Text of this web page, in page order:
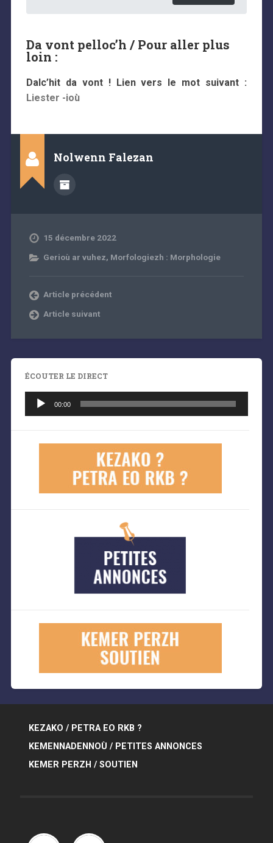
Da vont pelloc’h / Pour aller plus
loin :
Dalc’hit da vont ! Lien vers le mot suivant :
Liester -ioù
Nolwenn Falezan
15 décembre 2022
Gerioù ar vuhez, Morfologiezh : Morphologie
Article précédent
Article suivant
ÉCOUTER LE DIRECT
audio
00:00
KEZAKO / PETRA EO RKB ?
KEMENNADENNOÙ / PETITES ANNONCES
KEMER PERZH / SOUTIEN